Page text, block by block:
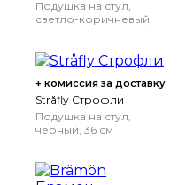
Подушка на стул,
светло-коричневый,
+ комиссия за доставку
Stråfly Строфли
Подушка на стул,
черный, 36 см